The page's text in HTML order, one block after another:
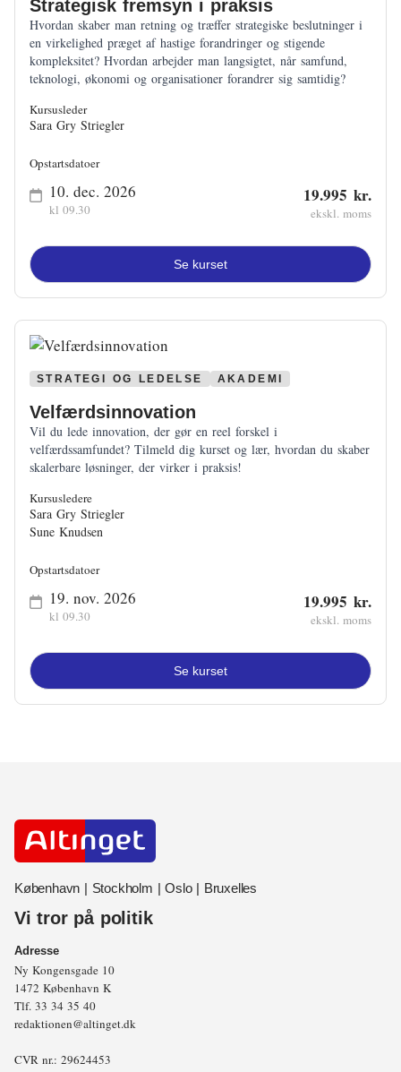
Strategisk fremsyn i praksis
Hvordan skaber man retning og træffer strategiske beslutninger i
en virkelighed præget af hastige forandringer og stigende
kompleksitet? Hvordan arbejder man langsigtet, når samfund,
teknologi, økonomi og organisationer forandrer sig samtidig?
Kursusleder
Sara Gry Striegler
Opstartsdatoer
10. dec. 2026
kl 09.30
19.995 kr.
ekskl. moms
Se kurset
STRATEGI OG LEDELSE AKADEMI
Velfærdsinnovation
Vil du lede innovation, der gør en reel forskel i
velfærdssamfundet? Tilmeld dig kurset og lær, hvordan du skaber
skalerbare løsninger, der virker i praksis!
Kursusledere
Sara Gry Striegler
Sune Knudsen
Opstartsdatoer
19. nov. 2026
kl 09.30
19.995 kr.
ekskl. moms
Se kurset
København | Stockholm | Oslo | Bruxelles
Vi tror på politik
Adresse
Ny Kongensgade 10
1472 København K
Tlf. 33 34 35 40
redaktionen@altinget.dk
CVR nr.: 29624453